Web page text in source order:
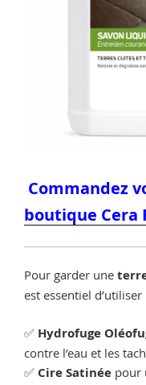
Commandez
boutique Cera
Pour garder une
est essentiel
✅ Hydrofuge
contre l’eau et les
✅ Cire Satinée pour